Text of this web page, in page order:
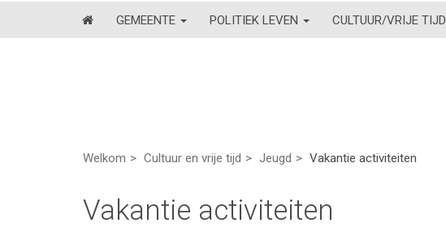
GEMEENTE POLITIEK LEVEN CULTUUR/VRIJE TIJD
Welkom Cultuur en vrije tijd Jeugd Vakantie activiteiten
Vakantie activiteiten